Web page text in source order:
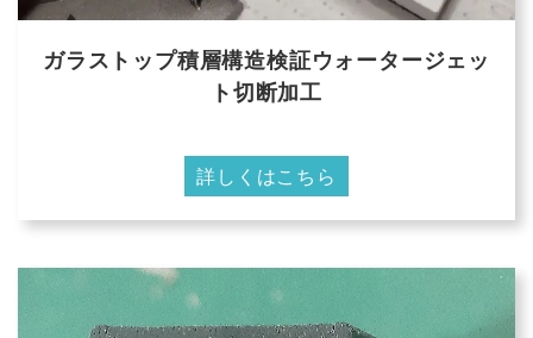
ガラストップ積層構造検証ウォータージェッ
ト切断加工
詳しくはこちら